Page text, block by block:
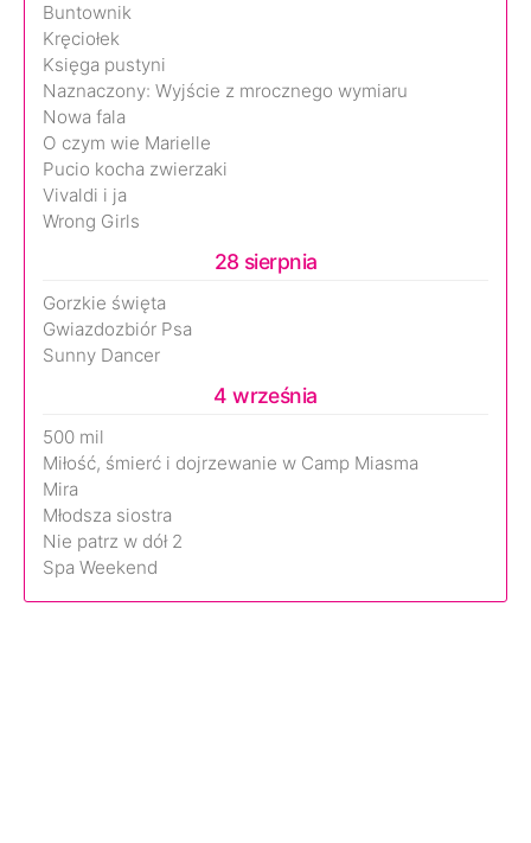
Buntownik
Kręciołek
Księga pustyni
Naznaczony: Wyjście z mrocznego wymiaru
Nowa fala
O czym wie Marielle
Pucio kocha zwierzaki
Vivaldi i ja
Wrong Girls
28 sierpnia
Gorzkie święta
Gwiazdozbiór Psa
Sunny Dancer
4 września
500 mil
Miłość, śmierć i dojrzewanie w Camp Miasma
Mira
Młodsza siostra
Nie patrz w dół 2
Spa Weekend